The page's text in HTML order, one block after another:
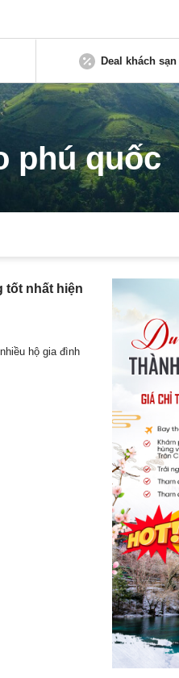
Deal khách sạn
phú quốc
tốt nhất hiện
hộ gia đình